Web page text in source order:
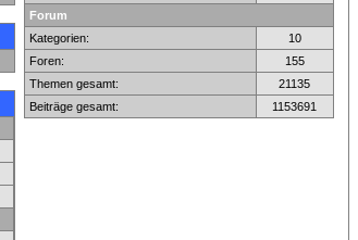
Forum
Kategorien:
10
Foren:
155
Themen gesamt:
21135
Beiträge gesamt:
1153691